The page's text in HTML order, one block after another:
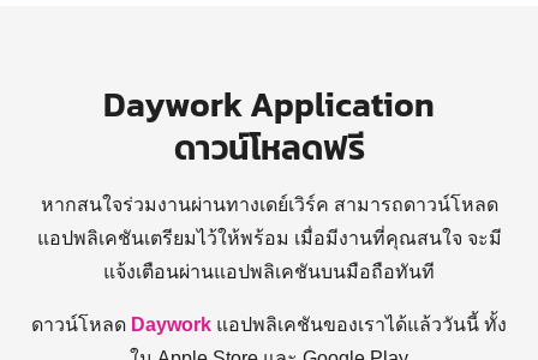
Daywork Application
ดาวน์โหลดฟรี
หากสนใจร่วมงานผ่านทางเดย์เวิร์ค สามารถดาวน์โหลด
แอปพลิเคชันเตรียมไว้ให้พร้อม เมื่อมีงานที่คุณสนใจ จะมี
แจ้งเตือนผ่านแอปพลิเคชันบนมือถือทันที
ดาวน์โหลด Daywork แอปพลิเคชันของเราได้แล้ววันนี้ ทั้ง